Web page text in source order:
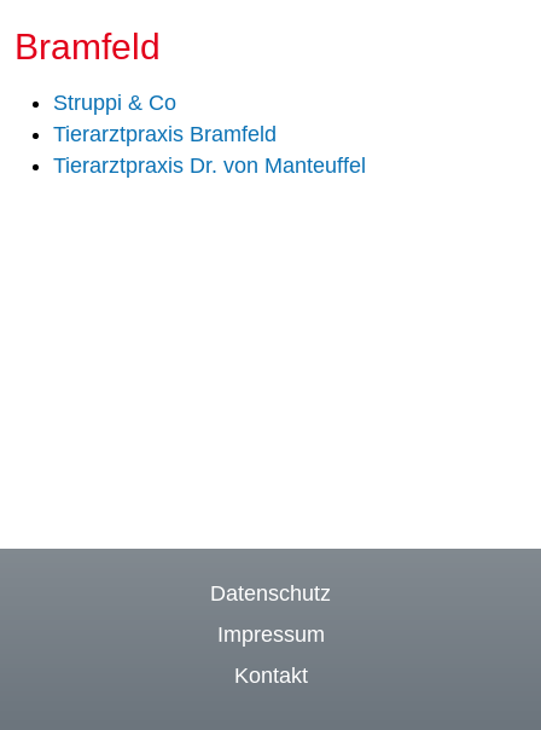
Bramfeld
Struppi & Co
Tierarztpraxis Bramfeld
Tierarztpraxis Dr. von Manteuffel
Datenschutz
Impressum
Kontakt